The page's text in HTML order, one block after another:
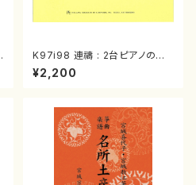
K97i98 連禱 : 2台ピアノのた
めの（2 Pianos / 菊池 幸夫 /
楽譜）
¥2,200